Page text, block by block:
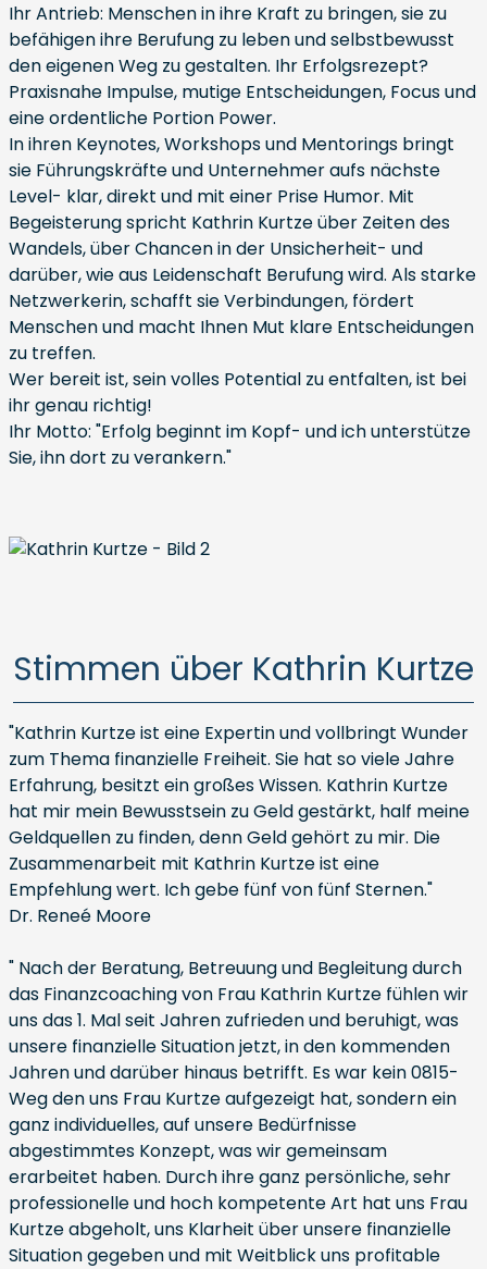
Ihr Antrieb: Menschen in ihre Kraft zu bringen, sie zu
befähigen ihre Berufung zu leben und selbstbewusst
den eigenen Weg zu gestalten. Ihr Erfolgsrezept?
Praxisnahe Impulse, mutige Entscheidungen, Focus und
eine ordentliche Portion Power.
In ihren Keynotes, Workshops und Mentorings bringt
sie Führungskräfte und Unternehmer aufs nächste
Level- klar, direkt und mit einer Prise Humor. Mit
Begeisterung spricht Kathrin Kurtze über Zeiten des
Wandels, über Chancen in der Unsicherheit- und
darüber, wie aus Leidenschaft Berufung wird. Als starke
Netzwerkerin, schafft sie Verbindungen, fördert
Menschen und macht Ihnen Mut klare Entscheidungen
zu treffen.
Wer bereit ist, sein volles Potential zu entfalten, ist bei
ihr genau richtig!
Ihr Motto: "Erfolg beginnt im Kopf- und ich unterstütze
Sie, ihn dort zu verankern."
Stimmen über Kathrin Kurtze
"Kathrin Kurtze ist eine Expertin und vollbringt Wunder
zum Thema finanzielle Freiheit. Sie hat so viele Jahre
Erfahrung, besitzt ein großes Wissen. Kathrin Kurtze
hat mir mein Bewusstsein zu Geld gestärkt, half meine
Geldquellen zu finden, denn Geld gehört zu mir. Die
Zusammenarbeit mit Kathrin Kurtze ist eine
Empfehlung wert. Ich gebe fünf von fünf Sternen."
Dr. Reneé Moore
" Nach der Beratung, Betreuung und Begleitung durch
das Finanzcoaching von Frau Kathrin Kurtze fühlen wir
uns das 1. Mal seit Jahren zufrieden und beruhigt, was
unsere finanzielle Situation jetzt, in den kommenden
Jahren und darüber hinaus betrifft. Es war kein 0815-
Weg den uns Frau Kurtze aufgezeigt hat, sondern ein
ganz individuelles, auf unsere Bedürfnisse
abgestimmtes Konzept, was wir gemeinsam
erarbeitet haben. Durch ihre ganz persönliche, sehr
professionelle und hoch kompetente Art hat uns Frau
Kurtze abgeholt, uns Klarheit über unsere finanzielle
Situation gegeben und mit Weitblick uns profitable